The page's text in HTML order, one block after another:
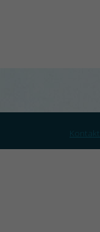
Kontakt